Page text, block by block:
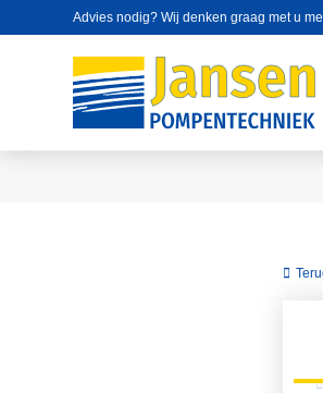
Advies nodig? Wij denken graag met u